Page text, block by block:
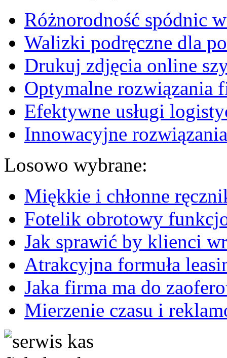
Różnorodność spódnic
Walizki podręczne dla
Drukuj zdjęcia online
Optymalne rozwiązania
Efektywne usługi
Innowacyjne
Losowo wybrane:
Miękkie i chłonne
Fotelik obrotowy
Jak sprawić by klienci
Atrakcyjna formuła
Jaka firma ma do
Mierzenie czasu i